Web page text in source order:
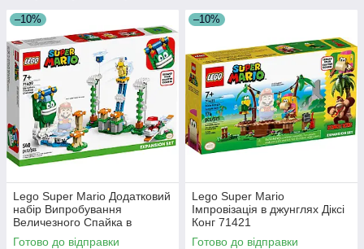
–10%
Lego Super Mario Додатковий
набір Випробування
Величезного Спайка в
хмарах 71409
Готово до відправки
–10%
Lego Super Mario
Імпровізація в джунглях Діксі
Конг 71421
Готово до відправки